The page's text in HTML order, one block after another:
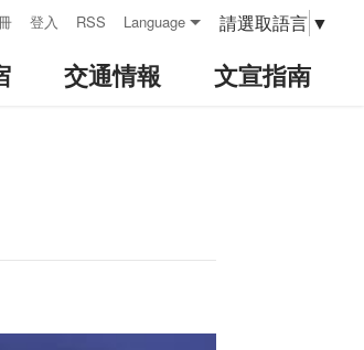
登入 RSS Language 請選取語言 ▼
交通情報 文宣指南